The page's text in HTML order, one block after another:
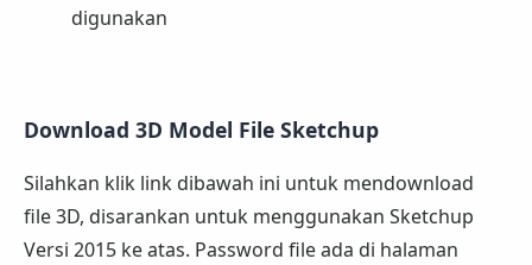
digunakan
Download 3D Model File Sketchup
Silahkan klik link dibawah ini untuk mendownload
file 3D, disarankan untuk menggunakan Sketchup
Versi 2015 ke atas. Password file ada di halaman